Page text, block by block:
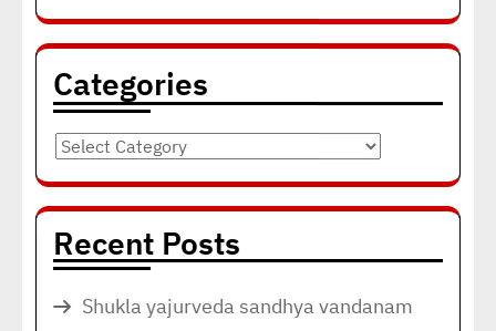
for:
Categories
Categories
Recent Posts
Shukla yajurveda sandhya vandanam